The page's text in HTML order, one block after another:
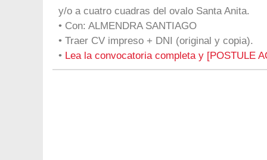
y/o a cuatro cuadras del ovalo Santa Anita.
• Con: ALMENDRA SANTIAGO
• Traer CV impreso + DNI (original y copia).
• Lea la convocatoria completa y [POSTULE